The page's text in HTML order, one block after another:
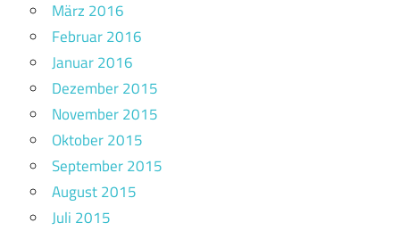
März 2016
Februar 2016
Januar 2016
Dezember 2015
November 2015
Oktober 2015
September 2015
August 2015
Juli 2015